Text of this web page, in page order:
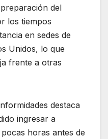
del
los tiempos
en sedes de
Unidos, lo que
frente a otras
destaca
ingresar a
horas antes de